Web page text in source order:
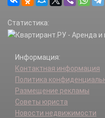
Статистика:
Информация:
Контактная информация
Политика
Размещение рекламы
Советы юриста
Новости недвижимости